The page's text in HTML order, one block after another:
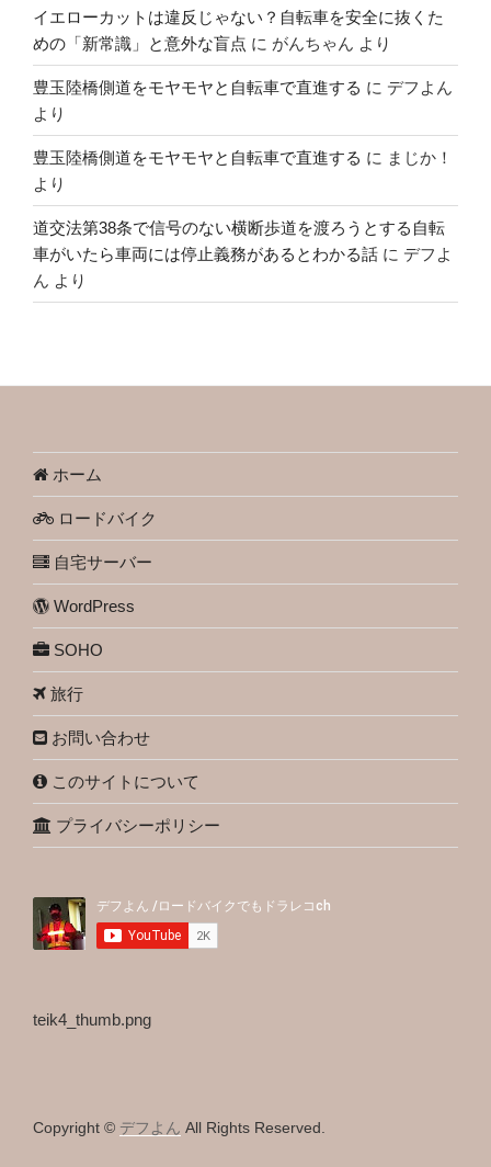
イエローカットは違反じゃない？自転車を安全に抜くた
めの「新常識」と意外な盲点 に がんちゃん より
豊玉陸橋側道をモヤモヤと自転車で直進する に デフよん
より
豊玉陸橋側道をモヤモヤと自転車で直進する に まじか！
より
道交法第38条で信号のない横断歩道を渡ろうとする自転
車がいたら車両には停止義務があるとわかる話 に デフよ
ん より
ホーム
ロードバイク
自宅サーバー
WordPress
SOHO
旅行
お問い合わせ
このサイトについて
プライバシーポリシー
teik4_thumb.png
Copyright © デフよん All Rights Reserved.